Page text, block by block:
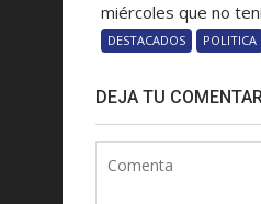
miércoles que no
DESTACADOS POLITICA
DEJA TU